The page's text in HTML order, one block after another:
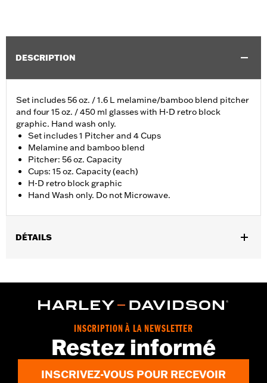
DESCRIPTION
Set includes 56 oz. / 1.6 L melamine/bamboo blend pitcher
and four 15 oz. / 450 ml glasses with H-D retro block
graphic. Hand wash only.
Set includes 1 Pitcher and 4 Cups
Melamine and bamboo blend
Pitcher: 56 oz. Capacity
Cups: 15 oz. Capacity (each)
H-D retro block graphic
Hand Wash only. Do not Microwave.
DÉTAILS
Dimension Description:56oz (Pitcher); 15oz (Cups)
INSCRIPTION À LA NEWSLETTER
Restez informé
INSCRIVEZ-VOUS POUR RECEVOIR